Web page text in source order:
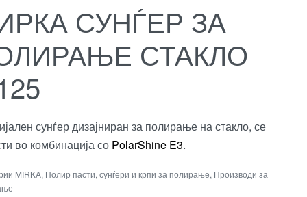
СУНЃЕР ЗА
СТАКЛО
сунѓер дизајниран за полирање на стакло, се
во комбинација со PolarShine E3.
MIRKA, Полир пасти, сунѓери и крпи за полирање, Производи за